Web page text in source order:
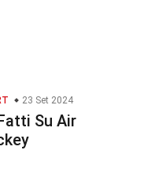
23 Set 2024
Su Air